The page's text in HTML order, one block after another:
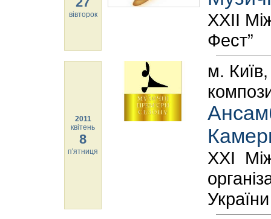
вівторок
ХХІІ
Фест”
2011
квітень
8
п'ятниця
м.
ХXІ